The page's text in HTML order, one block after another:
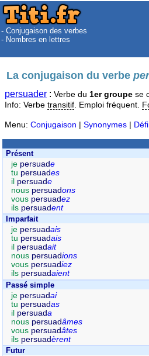
- Conjugaison des verbes
- Nombres en lettres
La conjugaison du verbe
persuader : Verbe du 1er groupe se
Info: Verbe transitif . Emploi fréquent.
Menu: Conjugaison | Synonymes |
Présent
je persuade
tu persuades
il persuade
nous persuadons
vous persuadez
ils persuadent
Imparfait
je persuadais
tu persuadais
il persuadait
nous persuadions
vous persuadiez
ils persuadaient
Passé simple
je persuadai
tu persuadas
il persuada
nous persuadâmes
vous persuadâtes
ils persuadèrent
Futur